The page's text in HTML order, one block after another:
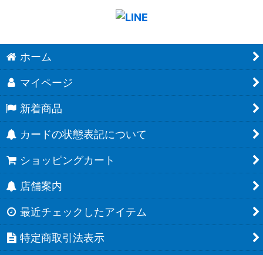
ホーム
マイページ
新着商品
カードの状態表記について
ショッピングカート
店舗案内
最近チェックしたアイテム
特定商取引法表示